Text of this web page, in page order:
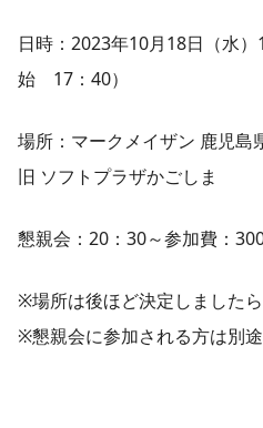
日時：2023年10月18日（水
始 17：40）
場所：マークメイザン 鹿児島
旧 ソフトプラザかごしま
懇親会：20：30～参加費：
※場所は後ほど決定しましたら
※懇親会に参加される方は別